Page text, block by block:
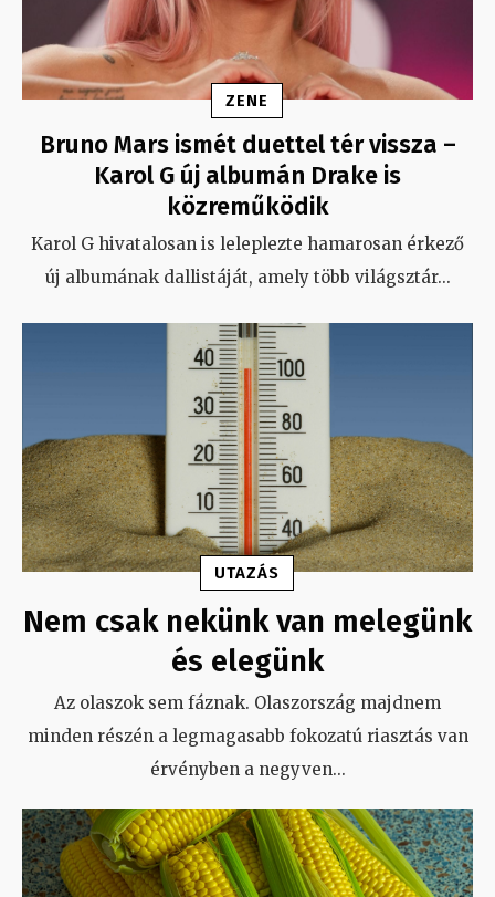
ZENE
Bruno Mars ismét duettel tér vissza –
Karol G új albumán Drake is
közreműködik
Karol G hivatalosan is leleplezte hamarosan érkező
új albumának dallistáját, amely több világsztár...
UTAZÁS
Nem csak nekünk van melegünk
és elegünk
Az olaszok sem fáznak. Olaszország majdnem
minden részén a legmagasabb fokozatú riasztás van
érvényben a negyven...